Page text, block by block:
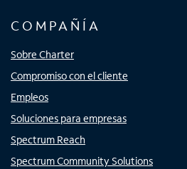
COMPAÑÍA
Sobre Charter
Compromiso con el cliente
Empleos
Soluciones para empresas
Spectrum Reach
Spectrum Community Solutions